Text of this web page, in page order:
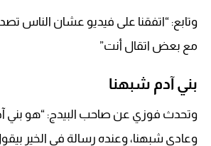
وتابع: “اتفقنا على فيديو عشان الناس
مع بعض اتقال أنت”
بني آدم شبهنا
وتحدث فوزي عن صاحب البيدج: “هو بني
وعادي شبهنا، وعنده رسالة في الخير